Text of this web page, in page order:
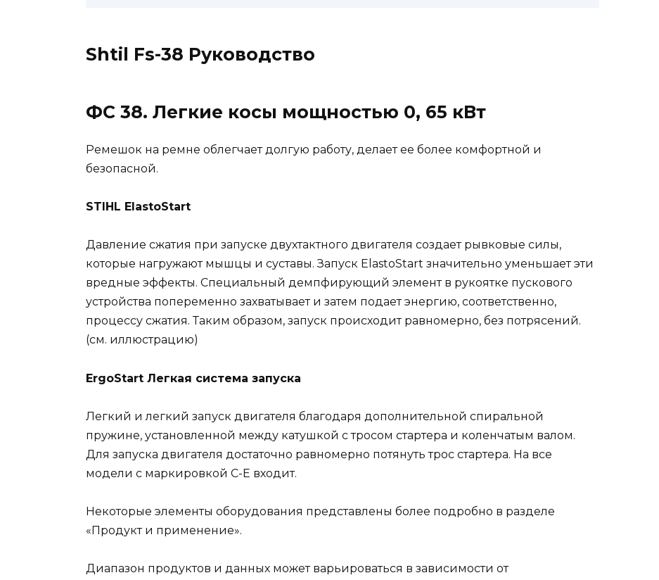
Shtil Fs-38 Руководство
ФС 38. Легкие косы мощностью 0, 65 кВт
Ремешок на ремне облегчает долгую работу, делает ее более комфортной и
безопасной.
STIHL ElastoStart
Давление сжатия при запуске двухтактного двигателя создает рывковые силы,
которые нагружают мышцы и суставы. Запуск ElastoStart значительно уменьшает эти
вредные эффекты. Специальный демпфирующий элемент в рукоятке пускового
устройства попеременно захватывает и затем подает энергию, соответственно,
процессу сжатия. Таким образом, запуск происходит равномерно, без потрясений.
(см. иллюстрацию)
ErgoStart Легкая система запуска
Легкий и легкий запуск двигателя благодаря дополнительной спиральной
пружине, установленной между катушкой с тросом стартера и коленчатым валом.
Для запуска двигателя достаточно равномерно потянуть трос стартера. На все
модели с маркировкой C-E входит.
Некоторые элементы оборудования представлены более подробно в разделе
«Продукт и применение».
Диапазон продуктов и данных может варьироваться в зависимости от